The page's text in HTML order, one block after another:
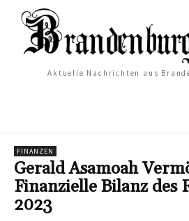
Aktuelle Nachrichten aus
FINANZEN
Gerald Asamoah
Finanzielle Bilanz des
2023